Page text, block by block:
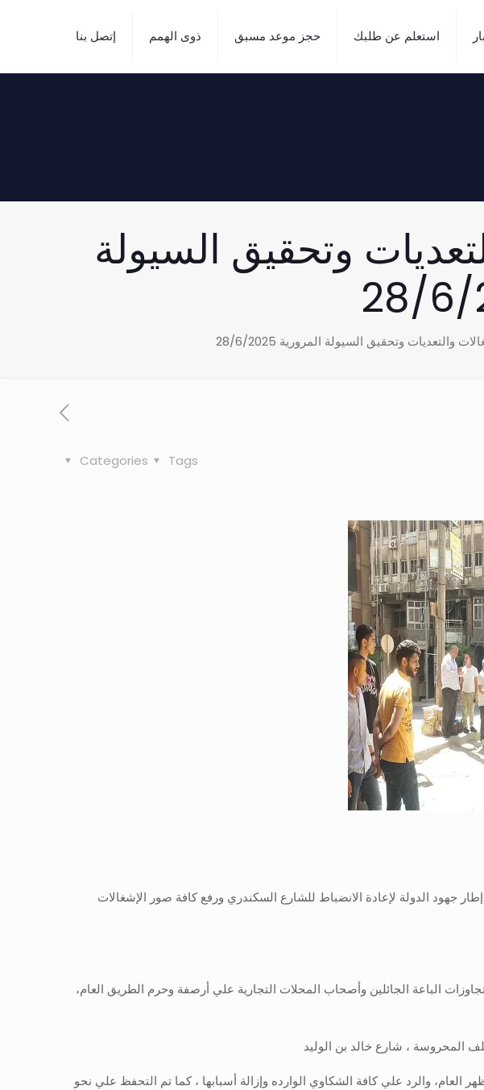
استعلم عن طلبك حجز موعد مسبق ذوى الهمم إتصل بنا
وتحقيق السيولة
والتعديات وتحقيق السيولة المرورية 28/6/2025
Categories Tags
جهود الدولة لإعادة الانضباط للشارع السكندري ورفع كافة صور الإشغالات
الباعة الجائلين وأصحاب المحلات التجارية علي أرصفة وحرم الطريق العام،
والرد علي كافة الشكاوي الوارده وإزالة أسبابها ، كما تم التحفظ علي نحو